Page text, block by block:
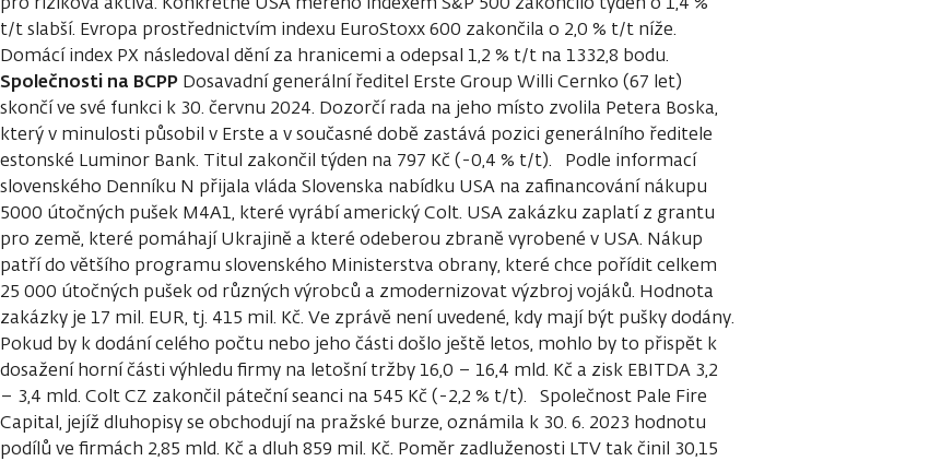
t/t slabší. Evropa prostřednictvím indexu EuroStoxx 600 zakončila o 2,0 % t/t níže.
Domácí index PX následoval dění za hranicemi a odepsal 1,2 % t/t na 1332,8 bodu.
Společnosti na BCPP Dosavadní generální ředitel Erste Group Willi Cernko (67 let)
skončí ve své funkci k 30. červnu 2024. Dozorčí rada na jeho místo zvolila Petera Boska,
který v minulosti působil v Erste a v současné době zastává pozici generálního ředitele
estonské Luminor Bank. Titul zakončil týden na 797 Kč (-0,4 % t/t). Podle informací
slovenského Denníku N přijala vláda Slovenska nabídku USA na zafinancování nákupu
5000 útočných pušek M4A1, které vyrábí americký Colt. USA zakázku zaplatí z grantu
pro země, které pomáhají Ukrajině a které odeberou zbraně vyrobené v USA. Nákup
patří do většího programu slovenského Ministerstva obrany, které chce pořídit celkem
25 000 útočných pušek od různých výrobců a zmodernizovat výzbroj vojáků. Hodnota
zakázky je 17 mil. EUR, tj. 415 mil. Kč. Ve zprávě není uvedené, kdy mají být pušky dodány.
Pokud by k dodání celého počtu nebo jeho části došlo ještě letos, mohlo by to přispět k
dosažení horní části výhledu firmy na letošní tržby 16,0 – 16,4 mld. Kč a zisk EBITDA 3,2
– 3,4 mld. Colt CZ zakončil páteční seanci na 545 Kč (-2,2 % t/t). Společnost Pale Fire
Capital, jejíž dluhopisy se obchodují na pražské burze, oznámila k 30. 6. 2023 hodnotu
podílů ve firmách 2,85 mld. Kč a dluh 859 mil. Kč. Poměr zadluženosti LTV tak činil 30,15